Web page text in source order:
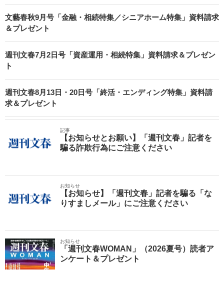
文藝春秋9月号「金融・相続特集／シニアホーム特集」資料請求
＆プレゼント
週刊文春7月2日号「資産運用・相続特集」資料請求＆プレゼン
ト
週刊文春8月13日・20日号「終活・エンディング特集」資料請
求＆プレゼント
記事
【お知らせとお願い】「週刊文春」記者を
騙る詐欺行為にご注意ください
お知らせ
【お知らせ】「週刊文春」記者を騙る「な
りすましメール」にご注意ください
お知らせ
「週刊文春WOMAN」（2026夏号）読者ア
ンケート＆プレゼント